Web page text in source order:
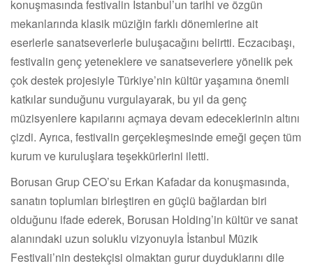
konuşmasında festivalin İstanbul’un tarihi ve özgün
mekanlarında klasik müziğin farklı dönemlerine ait
eserlerle sanatseverlerle buluşacağını belirtti. Eczacıbaşı,
festivalin genç yeteneklere ve sanatseverlere yönelik pek
çok destek projesiyle Türkiye’nin kültür yaşamına önemli
katkılar sunduğunu vurgulayarak, bu yıl da genç
müzisyenlere kapılarını açmaya devam edeceklerinin altını
çizdi. Ayrıca, festivalin gerçekleşmesinde emeği geçen tüm
kurum ve kuruluşlara teşekkürlerini iletti.
Borusan Grup CEO’su Erkan Kafadar da konuşmasında,
sanatın toplumları birleştiren en güçlü bağlardan biri
olduğunu ifade ederek, Borusan Holding’in kültür ve sanat
alanındaki uzun soluklu vizyonuyla İstanbul Müzik
Festivali’nin destekçisi olmaktan gurur duyduklarını dile